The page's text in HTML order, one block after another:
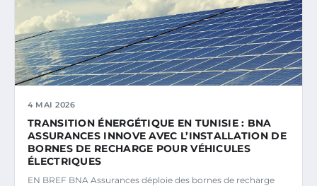
4 MAI 2026
TRANSITION ÉNERGÉTIQUE EN TUNISIE : BNA
ASSURANCES INNOVE AVEC L’INSTALLATION DE
BORNES DE RECHARGE POUR VÉHICULES
ÉLECTRIQUES
EN BREF BNA Assurances déploie des bornes de recharge